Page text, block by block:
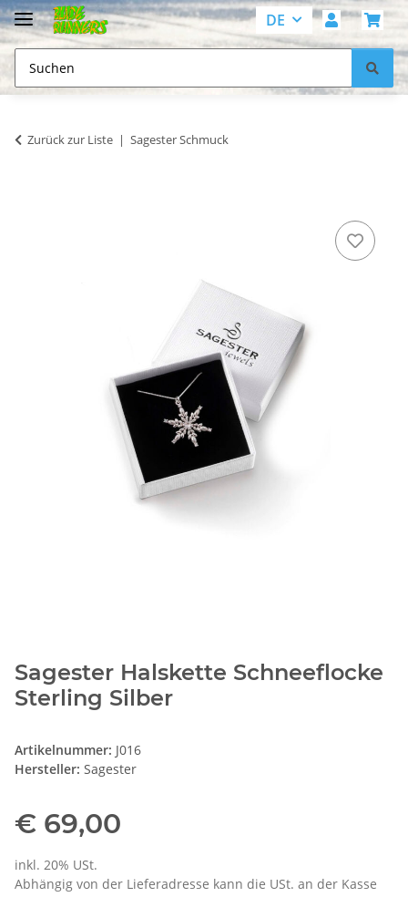
DE
Zurück zur Liste Sagester Schmuck
Sagester Halskette Schneeflocke
Sterling Silber
Artikelnummer: J016
Hersteller: Sagester
€ 69,00
inkl. 20% USt.
Abhängig von der Lieferadresse kann die USt. an der Kasse